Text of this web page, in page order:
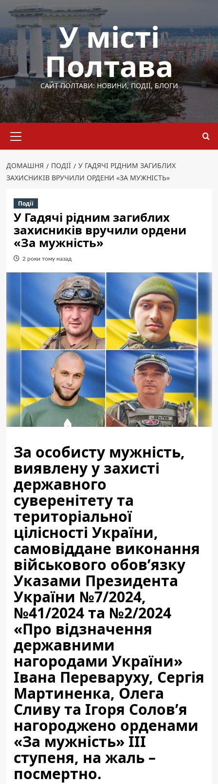
Перейти
вмісту
У місті
Полтава
САЙТ ПОЛТАВИ: НОВИНИ, ПОДІЇ, БЛОГИ
меню
ДОМАШНЯ ПОДІЇ
У ГАДЯЧІ РІДНИМ ЗАГИБЛИХ
ЗАХИСНИКІВ ВРУЧИЛИ ОРДЕНИ «ЗА МУЖНІСТЬ»
Події
У Гадячі рідним загиблих
захисників вручили ордени
«За мужність»
2 роки тому назад
За особисту мужність,
виявлену у захисті
державного
суверенітету та
територіальної
цілісності України,
самовіддане виконання
військового обов’язку
Указами Президента
України №7/2024,
№41/2024 та №2/2024
«Про відзначення
державними
нагородами України»
Івана Переваруху, Сергія
Мартиненка, Олега
Сливу та Ігоря Солов’я
нагороджено орденами
«За мужність» ІІІ
ступеня, на жаль –
посмертно.